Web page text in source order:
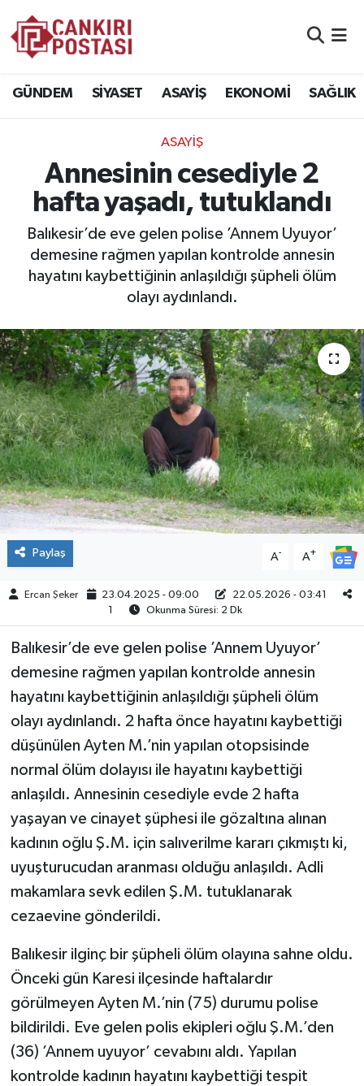
GÜNDEM SİYASET ASAYİŞ EKONOMİ SAĞLIK
ASAYİŞ
Annesinin cesediyle 2
hafta yaşadı, tutuklandı
Balıkesir’de eve gelen polise ’Annem Uyuyor’
demesine rağmen yapılan kontrolde annesin
hayatını kaybettiğinin anlaşıldığı şüpheli ölüm
olayı aydınlandı.
Paylaş A- A+
Ercan Şeker 23.04.2025 - 09:00
22.05.2026 - 03:41
Okunma Süresi: 2 Dk
Balıkesir’de eve gelen polise ’Annem Uyuyor’
demesine rağmen yapılan kontrolde annesin
hayatını kaybettiğinin anlaşıldığı şüpheli ölüm
olayı aydınlandı. 2 hafta önce hayatını kaybettiği
düşünülen Ayten M.’nin yapılan otopsisinde
normal ölüm dolayısı ile hayatını kaybettiği
anlaşıldı. Annesinin cesediyle evde 2 hafta
yaşayan ve cinayet şüphesi ile gözaltına alınan
kadının oğlu Ş.M. için salıverilme kararı çıkmıştı ki,
uyuşturucudan aranması olduğu anlaşıldı. Adli
makamlara sevk edilen Ş.M. tutuklanarak
cezaevine gönderildi.
Balıkesir ilginç bir şüpheli ölüm olayına sahne oldu.
Önceki gün Karesi ilçesinde haftalardır
görülmeyen Ayten M.’nin (75) durumu polise
bildirildi. Eve gelen polis ekipleri oğlu Ş.M.’den
(36) ’Annem uyuyor’ cevabını aldı. Yapılan
kontrolde kadının hayatını kaybettiği tespit
EKONOMİ
SAĞLIK
SPOR
YAŞAM
ÇEVRE
İLÇELER
RESMİ İLANLAR
KÜLTÜR
TURİZM
MAGAZİN
VEFAT
BİLİM&TEKNOLOJİ
BÖLGE
TÜRKİYE
Trafik Durumu
Süper Lig Puan Durumu ve Fikstür
Tüm Manşetler
Son Dakika Haberleri
Haber Arşivi